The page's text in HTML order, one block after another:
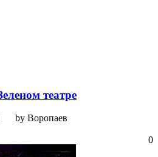
театре
by Воропаев
0